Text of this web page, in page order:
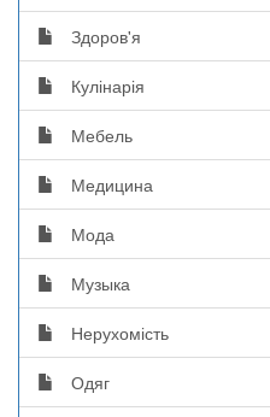
Здоров'я
Кулінарія
Мебель
Медицина
Мода
Музыка
Нерухомість
Одяг